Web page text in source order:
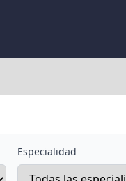
Especialidad